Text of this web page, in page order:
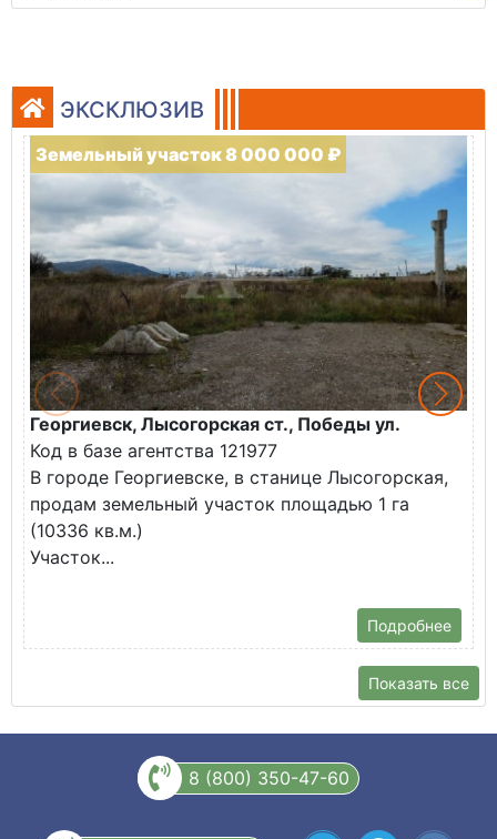
ЭКСКЛЮЗИВ
Земельный участок 8 000 000 ₽
Георгиевск, Лысогорская ст., Победы ул.
Код в базе агентства 121977
В городе Георгиевске, в станице Лысогорская,
продам земельный участок площадью 1 га
(10336 кв.м.)
Участок...
Подробнее
Показать все
8 (800) 350-47-60